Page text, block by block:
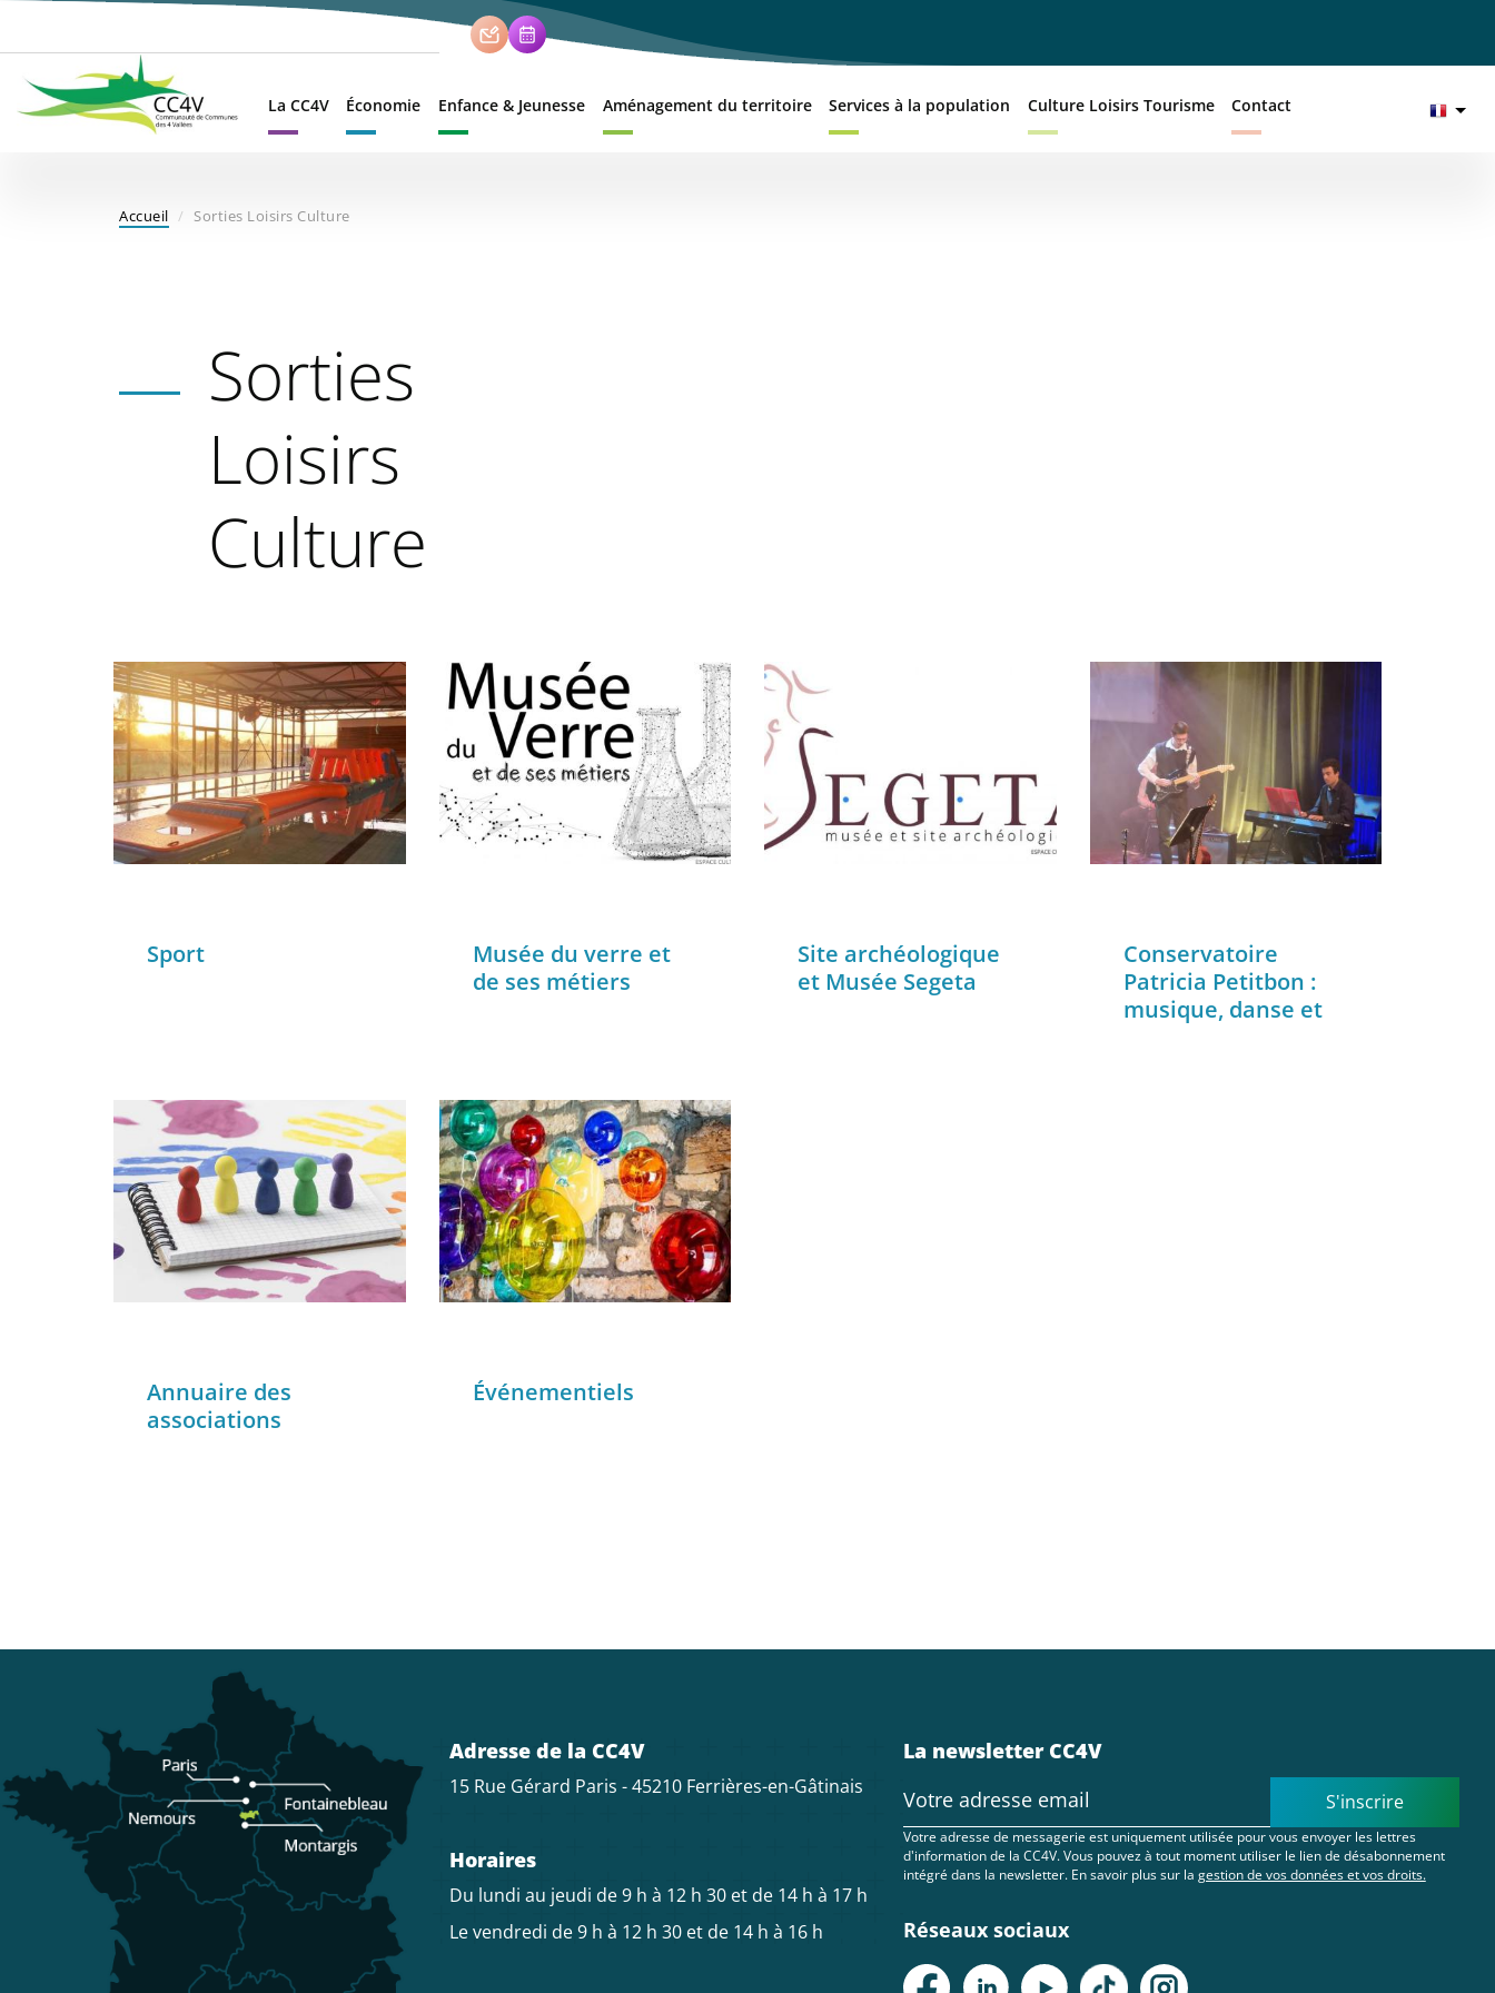
contenu
principal
La CC4V Économie Enfance & Jeunesse Aménagement du territoire Services à la population Culture Loisirs Tourisme Contact
Accueil Sorties Loisirs Culture
Sorties
Loisirs
Culture
Sport
Musée du verre et
de ses métiers
Site archéologique
et Musée Segeta
Conservatoire
Patricia Petitbon :
musique, danse et
Annuaire des
associations
Événementiels
Adresse de la CC4V
15 Rue Gérard Paris - 45210 Ferrières-en-Gâtinais
Horaires
Du lundi au jeudi de 9 h à 12 h 30 et de 14 h à 17 h
Le vendredi de 9 h à 12 h 30 et de 14 h à 16 h
La newsletter CC4V
Votre adresse de messagerie est uniquement utilisée pour vous envoyer les lettres
d'information de la CC4V. Vous pouvez à tout moment utiliser le lien de désabonnement
intégré dans la newsletter. En savoir plus sur la gestion de vos données et vos droits.
S'inscrire
Réseaux sociaux